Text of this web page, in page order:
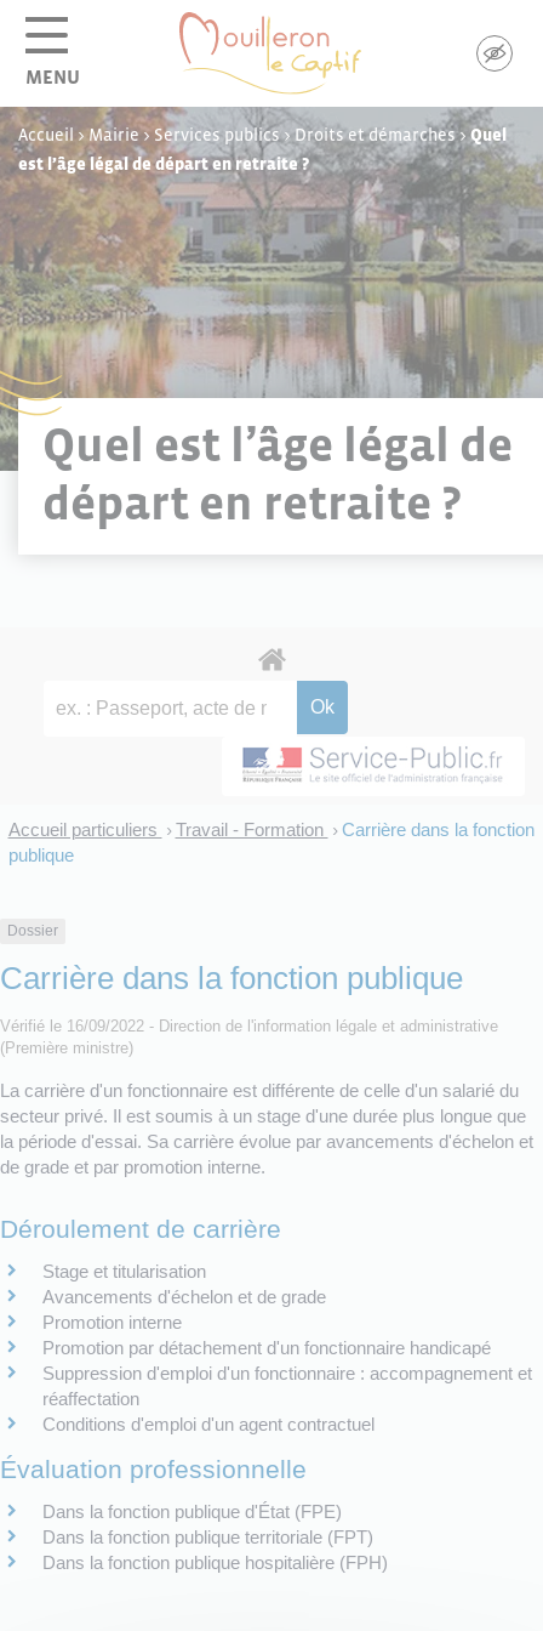
MENU
Accueil >Mairie> Services publics>Droits et démarches>Quel
est l’âge légal de départ en retraite ?
Quel est l’âge légal de
départ en retraite ?
Accueil particuliers > Travail - Formation > Carrière dans la fonction
publique
Dossier
Carrière dans la fonction publique
Vérifié le 16/09/2022 - Direction de l'information légale et administrative
(Première ministre)
La carrière d'un fonctionnaire est différente de celle d'un salarié du
secteur privé. Il est soumis à un stage d'une durée plus longue que
la période d'essai. Sa carrière évolue par avancements d'échelon et
de grade et par promotion interne.
Déroulement de carrière
Stage et titularisation
Avancements d'échelon et de grade
Promotion interne
Promotion par détachement d'un fonctionnaire handicapé
Suppression d'emploi d'un fonctionnaire : accompagnement et
réaffectation
Conditions d'emploi d'un agent contractuel
Évaluation professionnelle
Dans la fonction publique d'État (FPE)
Dans la fonction publique territoriale (FPT)
Dans la fonction publique hospitalière (FPH)
Panneau de gestion des cookies